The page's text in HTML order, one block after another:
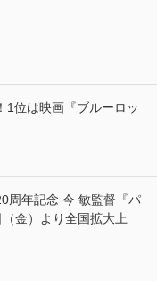
1位は映画『ブルーロッ
周年記念 今 敏監督『パ
金）より全国拡大上